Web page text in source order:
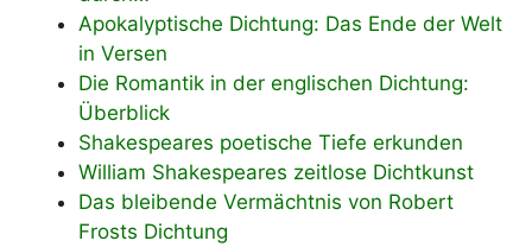
Apokalyptische Dichtung: Das Ende der Welt
in Versen
Die Romantik in der englischen Dichtung:
Überblick
Shakespeares poetische Tiefe erkunden
William Shakespeares zeitlose Dichtkunst
Das bleibende Vermächtnis von Robert
Frosts Dichtung